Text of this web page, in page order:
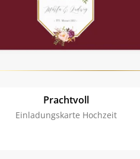
Prachtvoll
Einladungskarte Hochzeit